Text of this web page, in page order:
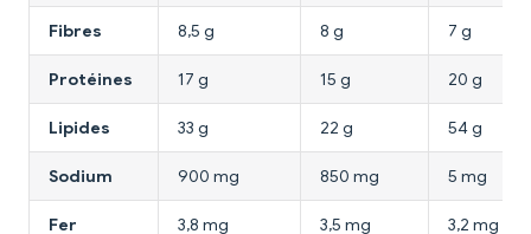
Fibres 8,5 g 8 g 7 g
Protéines 17 g 15 g 20 g
Lipides 33 g 22 g 54 g
Sodium 900 mg 850 mg 5 mg
Fer 3,8 mg 3,5 mg 3,2 mg